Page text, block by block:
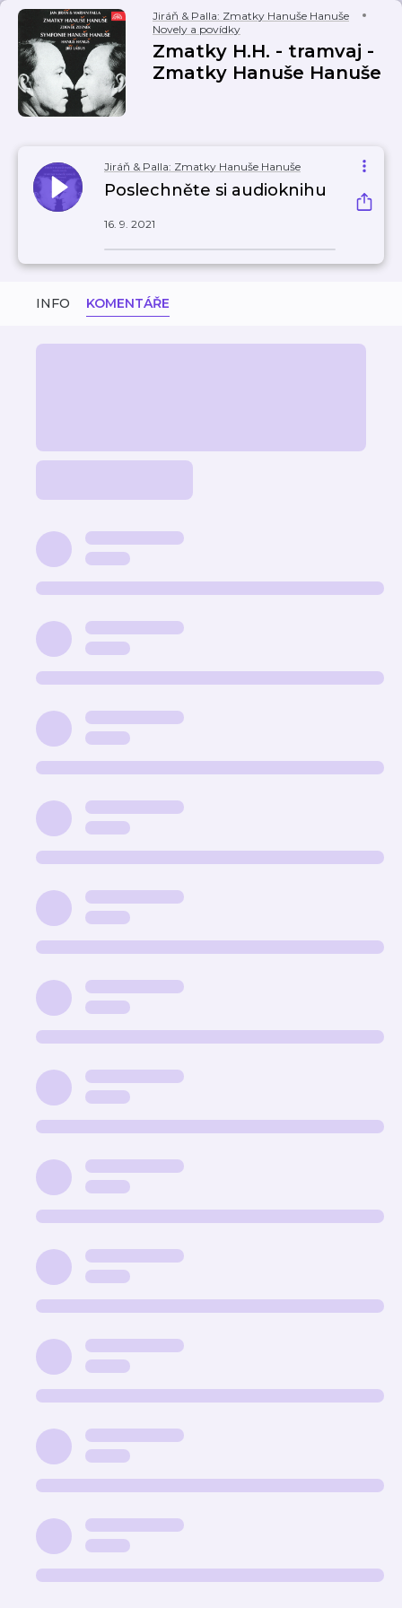
Jiráň & Palla: Zmatky Hanuše Hanuše
Novely a povídky
Zmatky H.H. - tramvaj -
Zmatky Hanuše Hanuše
Jiráň & Palla: Zmatky Hanuše Hanuše
Poslechněte si audioknihu
16. 9. 2021
INFO KOMENTÁŘE